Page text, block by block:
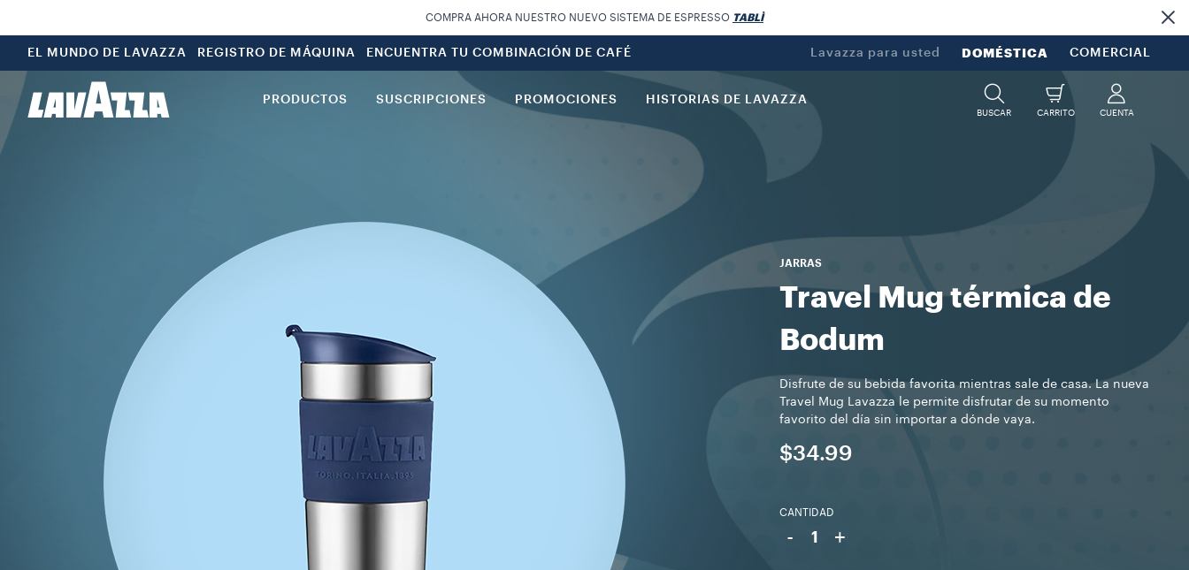
COMPRA AHORA NUESTRO NUEVO SISTEMA DE ESPRESSO TABLÌ
EL MUNDO DE LAVAZZA REGISTRO DE MÁQUINA ENCUENTRA TU COMBINACIÓN DE CAFÉ Lavazza para usted DOMÉSTICA COMERCIAL
PRODUCTOS SUSCRIPCIONES PROMOCIONES HISTORIAS DE LAVAZZA
BUSCAR CARRITO CUENTA
JARRAS
Travel Mug térmica de
Bodum
Disfrute de su bebida favorita mientras sale de casa. La nueva
Travel Mug Lavazza le permite disfrutar de su momento
favorito del día sin importar a dónde vaya.
$34.99
CANTIDAD
- 1 +